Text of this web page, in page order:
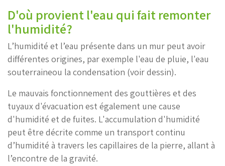
D'où provient l'eau qui fait remonter
l'humidité?
L’humidité et l’eau présente dans un mur peut avoir
différentes origines, par exemple l'eau de pluie, l'eau
souterraineou la condensation (voir dessin).
Le mauvais fonctionnement des gouttières et des
tuyaux d'évacuation est également une cause
d'humidité et de fuites. L'accumulation d'humidité
peut être décrite comme un transport continu
d’humidité à travers les capillaires de la pierre, allant à
l’encontre de la gravité.